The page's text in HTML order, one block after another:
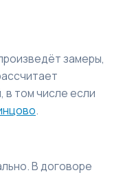
замеры,
в том числе если
.
В договоре